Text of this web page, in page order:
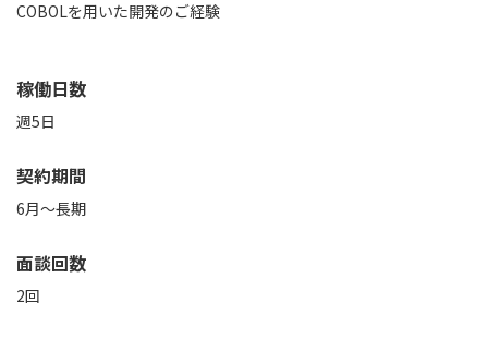
COBOLを用いた開発のご経験
稼働日数
週5日
契約期間
6月～長期
面談回数
2回